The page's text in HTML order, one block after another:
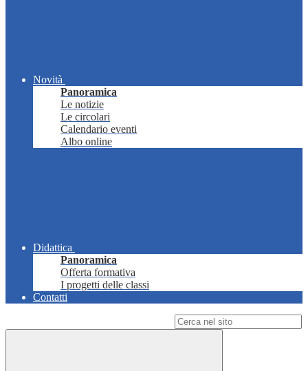
Novità
Panoramica
Le notizie
Le circolari
Calendario eventi
Albo online
Didattica
Panoramica
Offerta formativa
I progetti delle classi
Contatti